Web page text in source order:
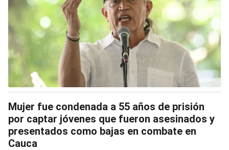
Mujer fue condenada a 55 años de prisión
por captar jóvenes que fueron asesinados y
presentados como bajas en combate en
Cauca